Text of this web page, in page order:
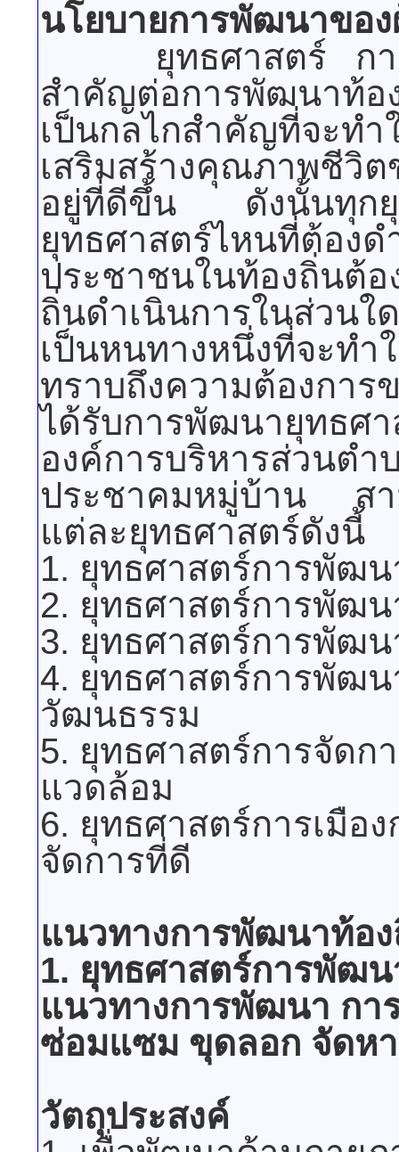
นโยบายการพัฒนาขอ
ยุทธศาสตร์ การพั
สำคัญต่อการพัฒนาท้อ
เป็นกลไกสำคัญที่จะท
เสริมสร้างคุณภาพชีวิ
อยู่ที่ดีขึ้น ดังนั้นทุก
ยุทธศาสตร์ไหนที่ต้อง
ประชาชนในท้องถิ่นต้อ
ถิ่นดำเนินการในส่วน
เป็นหนทางหนึ่งที่จะทำ
ทราบถึงความต้องการ
ได้รับการพัฒนายุท
องค์การบริหารส่วน
ประชาคมหมู่บ้าน สา
แต่ละยุทธศาสตร์ดังนี้
1. ยุทธศาสตร์การพัฒ
2. ยุทธศาสตร์การพัฒน
3. ยุทธศาสตร์การพัฒ
4. ยุทธศาสตร์การพัฒ
วัฒนธรรม
5. ยุทธศาสตร์การจัดก
แวดล้อม
6. ยุทธศาสตร์การเมือ
จัดการที่ดี
แนวทางการพัฒนาท้อ
1. ยุทธศาสตร์การพัฒน
แนวทางการพัฒนา กา
ซ่อมแซม ขุดลอก จัดหา
วัตถุประสงค์